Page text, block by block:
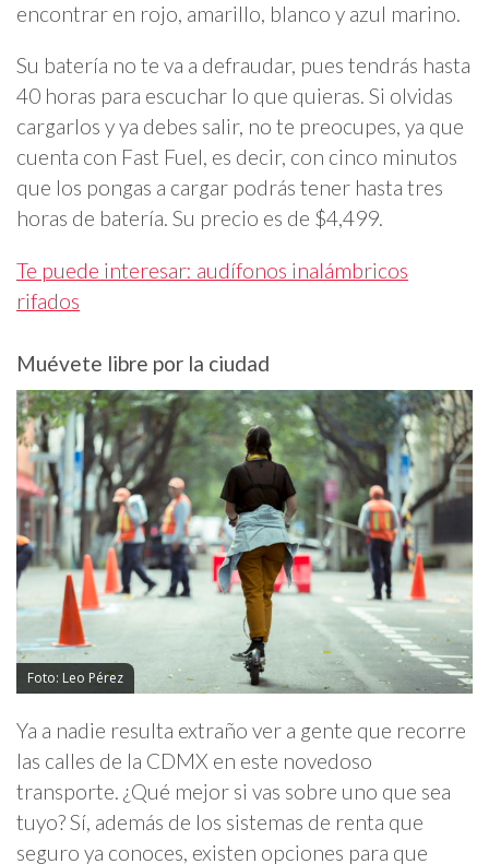
encontrar en rojo, amarillo, blanco y azul marino.
Su batería no te va a defraudar, pues tendrás hasta
40 horas para escuchar lo que quieras. Si olvidas
cargarlos y ya debes salir, no te preocupes, ya que
cuenta con Fast Fuel, es decir, con cinco minutos
que los pongas a cargar podrás tener hasta tres
horas de batería. Su precio es de $4,499.
Te puede interesar: audífonos inalámbricos
rifados
Muévete libre por la ciudad
Foto: Leo Pérez
Ya a nadie resulta extraño ver a gente que recorre
las calles de la CDMX en este novedoso
transporte. ¿Qué mejor si vas sobre uno que sea
tuyo? Sí, además de los sistemas de renta que
seguro ya conoces, existen opciones para que